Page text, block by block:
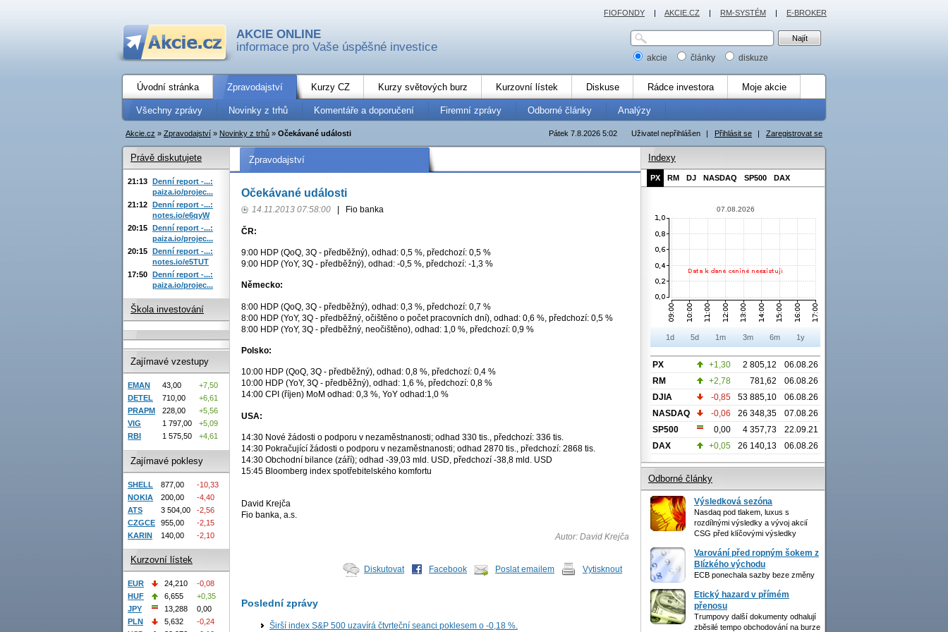
AKCIE ONLINE
informace pro Vaše úspěšné investice
akcie články diskuze
Úvodní stránka Zpravodajství Kurzy CZ Kurzy světových burz Kurzovní lístek Diskuse Rádce investora Moje akcie
Všechny zprávy Novinky z trhů Komentáře a doporučení Firemní zprávy Odborné články Analýzy
Uživatel nepřihlášen | Přihlásit se | Zaregistrovat se
Pátek 7.8.2026 5:02
Akcie.cz » Zpravodajství » Novinky z trhů » Očekávané události
Zpravodajství
Očekávané události
14.11.2013 07:58:00 Fio banka
ČR:
9:00 HDP (QoQ, 3Q - předběžný), odhad: 0,5 %, předchozí: 0,5 %
9:00 HDP (YoY, 3Q - předběžný), odhad: -0,5 %, předchozí: -1,3 %
Německo:
8:00 HDP (QoQ, 3Q - předběžný), odhad: 0,3 %, předchozí: 0,7 %
8:00 HDP (YoY, 3Q - předběžný, očištěno o počet pracovních dní), odhad: 0,6 %, předchozí: 0,5 %
8:00 HDP (YoY, 3Q - předběžný, neočištěno), odhad: 1,0 %, předchozí: 0,9 %
Polsko:
10:00 HDP (QoQ, 3Q - předběžný), odhad: 0,8 %, předchozí: 0,4 %
10:00 HDP (YoY, 3Q - předběžný), odhad: 1,6 %, předchozí: 0,8 %
14:00 CPI (říjen) MoM odhad: 0,3 %, YoY odhad:1,0 %
USA:
14:30 Nové žádosti o podporu v nezaměstnanosti; odhad 330 tis., předchozí: 336 tis.
14:30 Pokračující žádosti o podporu v nezaměstnanosti; odhad 2870 tis., předchozí: 2868 tis.
14:30 Obchodní bilance (září); odhad -39,03 mld. USD, předchozí -38,8 mld. USD
15:45 Bloomberg index spotřebitelského komfortu
David Krejča
Fio banka, a.s.
Autor: David Krejča
Diskutovat Facebook Poslat emailem Vytisknout
Poslední zprávy
Širší index S&P 500 uzavírá čtvrteční seanci poklesem o -0,18 %.
Právě diskutujete
21:13 Denní report -...:
paiza.io/projec...
21:12 Denní report -...:
notes.io/e6qyW
20:15 Denní report -...:
paiza.io/projec...
20:15 Denní report -...:
notes.io/e5TUT
17:50 Denní report -...:
paiza.io/projec...
Škola investování
Zajímavé vzestupy
EMAN 43,00
+7,50
DETEL
710,00
+6,61
PRAPM
228,00
+5,56
VIG
1 797,00
+5,09
RBI
1 575,50 +4,61
Zajímavé poklesy
SHELL 877,00
-10,33
NOKIA
200,00
-4,40
ATS
3 504,00
-2,56
CZGCE
955,00
-2,15
KARIN
140,00 -2,10
Kurzovní lístek
EUR 24,210
-0,08
HUF
6,655
+0,35
JPY
13,288
0,00
PLN
5,632
-0,24
Indexy
PX RM DJ NASDAQ SP500 DAX
07.08.2026
1d 5d 1m 3m 6m 1y
PX +1,30 2 805,12
06.08.26
RM
+2,78 781,62
06.08.26
DJIA
-0,85 53 885,10
06.08.26
NASDAQ
-0,06 26 348,35
07.08.26
SP500
0,00 4 357,73
22.09.21
DAX
+0,05 26 140,13 06.08.26
Odborné články
Výsledková sezóna
Nasdaq pod tlakem, luxus s
rozdílnými výsledky a vývoj akcií
CSG před klíčovými výsledky
Varování před ropným šokem z
Blízkého východu
ECB ponechala sazby beze změny
Etický hazard v přímém
přenosu
Trumpovy další dokumenty odhalují
zběsilé tempo obchodování na burze
FIOFONDY | AKCIE.CZ | RM-SYSTÉM | E-BROKER